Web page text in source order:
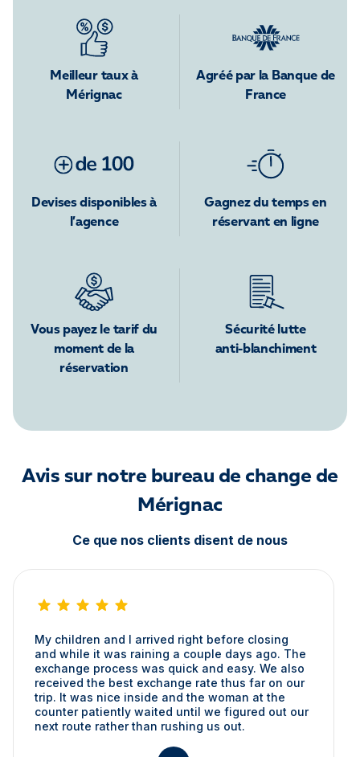
Meilleur taux à
Mérignac
Agréé par la Banque de
France
Devises disponibles à
l’agence
Gagnez du temps en
réservant en ligne
Vous payez le tarif du
moment de la
réservation
Sécurité lutte
anti-blanchiment
Avis sur notre bureau de change de
Mérignac
Ce que nos clients disent de nous
My children and I arrived right before closing
and while it was raining a couple days ago. The
exchange process was quick and easy. We also
received the best exchange rate thus far on our
trip. It was nice inside and the woman at the
counter patiently waited until we figured out our
next route rather than rushing us out.